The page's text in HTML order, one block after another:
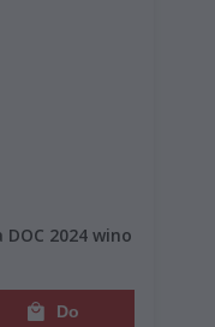
2024 wino
Do